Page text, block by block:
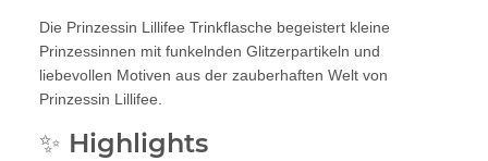
Die Prinzessin Lillifee Trinkflasche begeistert kleine
Prinzessinnen mit funkelnden Glitzerpartikeln und
liebevollen Motiven aus der zauberhaften Welt von
Prinzessin Lillifee.
✨ Highlights